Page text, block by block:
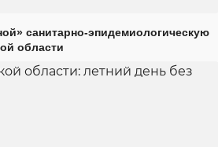
санитарно-эпидемиологическую
области